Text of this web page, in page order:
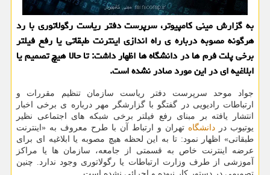
به گزارش مینی کامپیوتر، سرپرست دفتر ریاست رگولاتوری با رد
هرگونه مصوبه درباره ی راه اندازی اینترنت طبقاتی یا رفع فیلتر
برخی پلت فرم ها در دانشگاه ها اظهار داشت: تا حالا هیچ تصمیم یا
ابلاغیه ای در این مورد صادر نشده است.
جواد موحد سرپرست دفتر ریاست سازمان تنظیم مقررات و
ارتباطات رادیویی در گفتگو با گزارشگر مهر درباره ی برخی اخبار
انتشار یافته بر مبنای رفع فیلتر برخی شبکه های اجتماعی نظیر
یوتیوب در دانشگاه تهران و ارتباط آن با طرح معروف به «اینترنت
طبقاتی» اظهار نمود: تا به این لحظه هیچ مصوبه یا ابلاغیه ای برای
عرضه اینترنت خاص به قسمتی از جامعه، سازمان ها یا مراکز
آموزشی از طرف وزارت ارتباطات یا رگولاتوری وجود ندارد. چنین